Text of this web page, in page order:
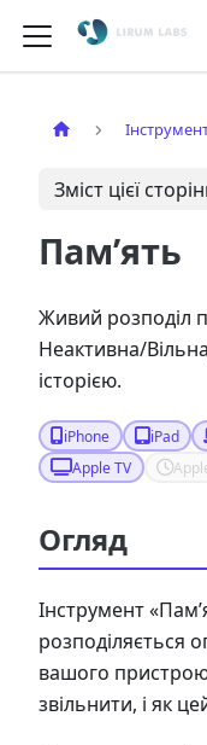
Зміст цієї
Пам’ять
Живий розподіл
Неактивна/
історією.
iPhone iPad
Apple TV
Огляд
Інструмент
розподіляється
вашого
звільнити, і як